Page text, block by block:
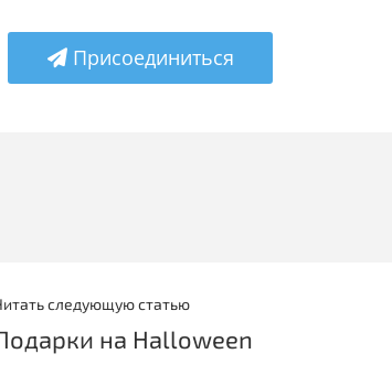
Присоединиться
следующую статью
на Halloween